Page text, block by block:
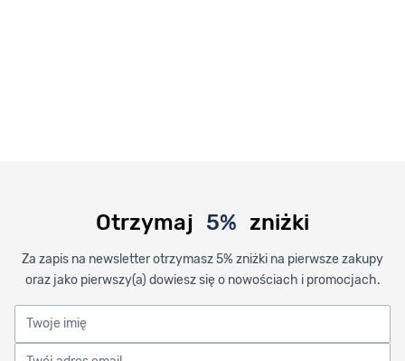
Otrzymaj 5% zniżki
Za zapis na newsletter otrzymasz 5% zniżki na pierwsze zakupy
oraz jako pierwszy(a) dowiesz się o nowościach i promocjach.
Twoje imię
Twój adres email